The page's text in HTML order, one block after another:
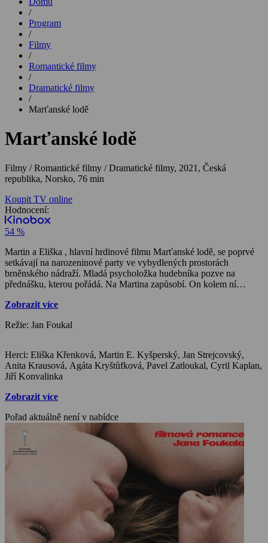
/
Program
/
Filmy
/
Romantické filmy
/
Dramatické filmy
/
Marťanské lodě
Marťanské lodě
Filmy / Romantické filmy / Dramatické filmy, 2021, Česká
republika, Norsko, 76 min
Koupit TV online
Hodnocení:
54 %
Martin a Eliška , hlavní hrdinové filmu Marťanské lodě, se poprvé
setkávají na narozeninové party ve vybydlených prostorách
brněnského nádraží. Mladá psycholožka hudebníka pozve na
přednášku, kterou pořádá. Na Martina zapůsobí. On kolem ní
zjišťují, že bez sebe nemůžou být. Je to jak z hollywoodské
bolesti?
Zobrazit více
Režie: Jan Foukal
Herci: Eliška Křenková, Martin E. Kyšperský, Jan Strejcovský,
Anita Krausová, Agáta Kryštůfková, Pavel Zatloukal, Cyril Kaplan,
Jiří Konvalinka
Zobrazit více
Pořad aktuálně není v nabídce